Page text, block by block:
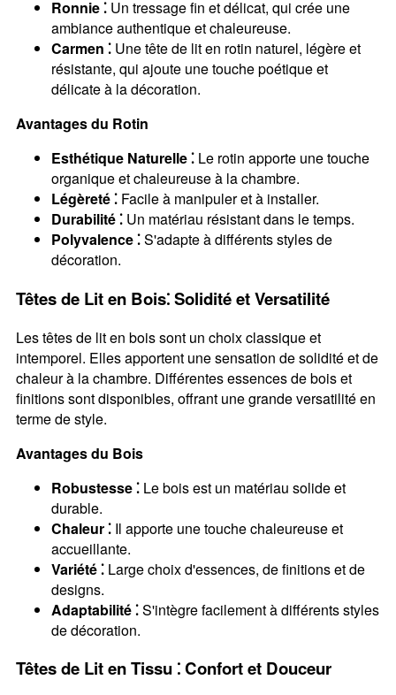
Ronnie ⁚Un tressage fin et délicat, qui crée une
ambiance authentique et chaleureuse.
Carmen ⁚Une tête de lit en rotin naturel, légère et
résistante, qui ajoute une touche poétique et
délicate à la décoration.
Avantages du Rotin
Esthétique Naturelle ⁚Le rotin apporte une touche
organique et chaleureuse à la chambre.
Légèreté ⁚Facile à manipuler et à installer.
Durabilité ⁚Un matériau résistant dans le temps.
Polyvalence ⁚S'adapte à différents styles de
décoration.
Têtes de Lit en Bois⁚ Solidité et Versatilité
Les têtes de lit en bois sont un choix classique et
intemporel. Elles apportent une sensation de solidité et de
chaleur à la chambre. Différentes essences de bois et
finitions sont disponibles, offrant une grande versatilité en
terme de style.
Avantages du Bois
Robustesse ⁚Le bois est un matériau solide et
durable.
Chaleur ⁚Il apporte une touche chaleureuse et
accueillante.
Variété ⁚Large choix d'essences, de finitions et de
designs.
Adaptabilité ⁚S'intègre facilement à différents styles
de décoration.
Têtes de Lit en Tissu ⁚ Confort et Douceur